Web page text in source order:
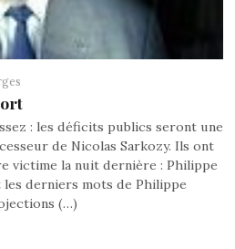
: les déficits publics seront une
de Nicolas Sarkozy. Ils ont
victime la nuit dernière : Philippe
derniers mots de Philippe
(…)